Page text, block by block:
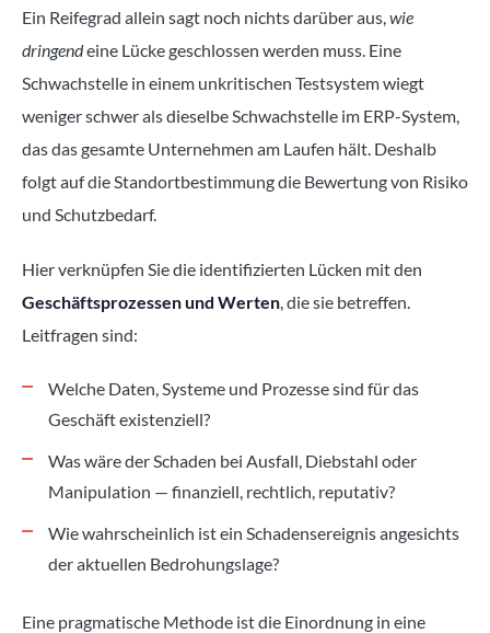
Ein Reifegrad allein sagt noch nichts darüber aus,wie
dringendeine Lücke geschlossen werden muss. Eine
Schwachstelle in einem unkritischen Testsystem wiegt
weniger schwer als dieselbe Schwachstelle im ERP-System,
das das gesamte Unternehmen am Laufen hält. Deshalb
folgt auf die Standortbestimmung die Bewertung von Risiko
und Schutzbedarf.
Hier verknüpfen Sie die identifizierten Lücken mit den
Geschäftsprozessen und Werten, die sie betreffen.
Leitfragen sind:
Welche Daten, Systeme und Prozesse sind für das
Geschäft existenziell?
Was wäre der Schaden bei Ausfall, Diebstahl oder
Manipulation — finanziell, rechtlich, reputativ?
Wie wahrscheinlich ist ein Schadensereignis angesichts
der aktuellen Bedrohungslage?
Eine pragmatische Methode ist die Einordnung in eine